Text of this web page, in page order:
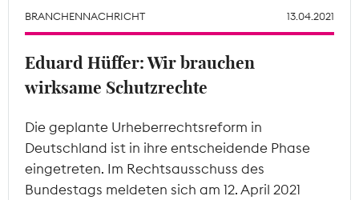
Mitgliederbereich
BRANCHENNACHRICHT 13.04.2021
Eduard Hüffer: Wir brauchen
wirksame Schutzrechte
Die geplante Urheberrechtsreform in
Deutschland ist in ihre entscheidende Phase
eingetreten. Im Rechtsausschuss des
Bundestags meldeten sich am 12. April 2021